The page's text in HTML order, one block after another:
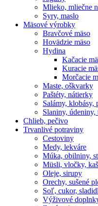
Mlieko, mliečne
Syry, maslo
Mäsové výrobky
Bravčové mäso
Hovädzie mäso
Hydina
Kačacie
Kuracie
Morčacie
Maste, oškvarky
Paštéty, nátierky
Salámy, klobásy,
Slaniny, údeniny,
Chlieb, pečivo
Trvanlivé potraviny
Cestoviny
Medy, lekváre
Múka, obilniny,
Müsli, vločky,
Oleje, sirupy
Orechy, sušené
Soľ, cukor,
Výživové